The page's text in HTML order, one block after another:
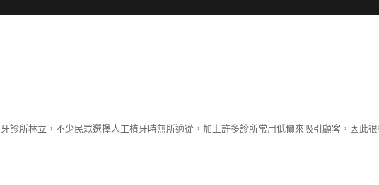
診所林立，不少民眾選擇人工植牙時無所適從，加上許多診所常用低價來吸引顧客，因此